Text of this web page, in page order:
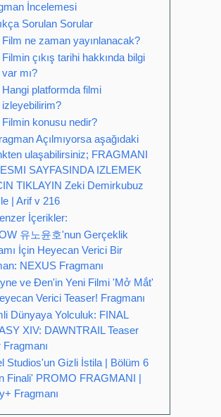
İncelemesi
Sorulan Sorular
Film ne zaman yayınlanacak?
Filmin çıkış tarihi hakkında bilgi
var mı?
Hangi platformda filmi
izleyebilirim?
Filmin konusu nedir?
Açılmıyorsa aşağıdaki
ulaşabilirsiniz; FRAGMANI
SAYFASINDA IZLEMEK
TIKLAYIN Zeki Demirkubuz
| Arif v 216
İçerikler:
유노윤호'nun Gerçeklik
İçin Heyecan Verici Bir
NEXUS Fragmanı
ve Đen'in Yeni Filmi 'Mở Mắt'
Verici Teaser! Fragmanı
Dünyaya Yolculuk: FINAL
XIV: DAWNTRAIL Teaser
Fragmanı
Studios'un Gizli İstila | Bölüm 6
Finali' PROMO FRAGMANI |
Fragmanı